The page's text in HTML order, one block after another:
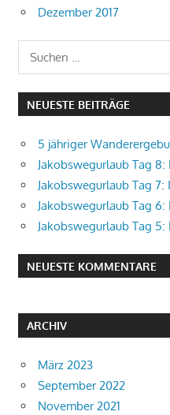
Dezember 2017
Suchen
nach:
NEUESTE BEITRÄGE
5 jähriger
Jakobswegurlaub Tag 8:
Jakobswegurlaub Tag
Jakobswegurlaub Tag
Jakobswegurlaub Tag
NEUESTE KOMMENTARE
ARCHIV
März 2023
September 2022
November 2021